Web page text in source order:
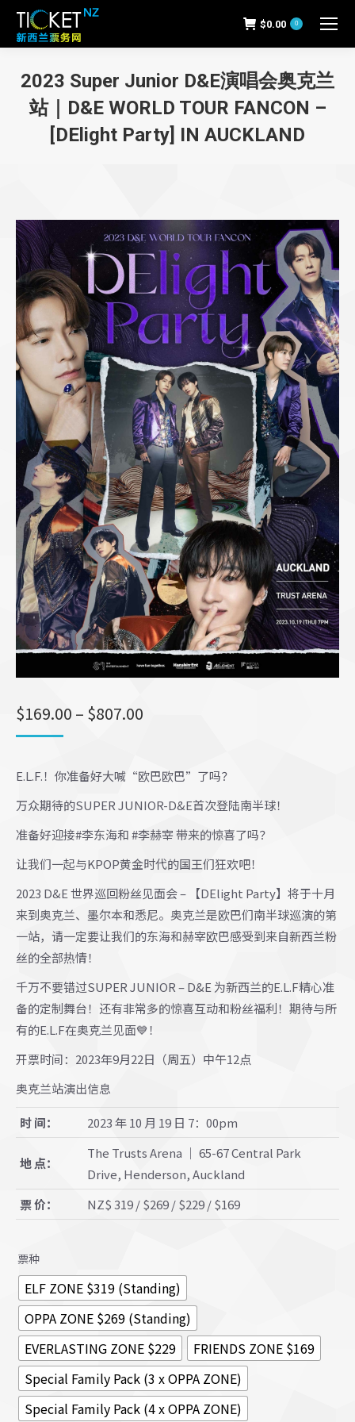
$0.00 0
2023 Super Junior D&E演唱会奥克兰
站｜D&E WORLD TOUR FANCON –
[DElight Party] IN AUCKLAND
$169.00 – $807.00
围：
$169.00
至
$807.00
E.L.F.！你准备好大喊“欧巴欧巴”了吗？
万众期待的SUPER JUNIOR-D&E首次登陆南半球！
准备好迎接#李东海和 #李赫宰 带来的惊喜了吗？
让我们一起与KPOP黄金时代的国王们狂欢吧！
2023 D&E 世界巡回粉丝见面会 – 【DElight Party】将于十月
来到奥克兰、墨尔本和悉尼。奥克兰是欧巴们南半球巡演的第
一站，请一定要让我们的东海和赫宰欧巴感受到来自新西兰粉
丝的全部热情！
千万不要错过SUPER JUNIOR – D&E 为新西兰的E.L.F精心准
备的定制舞台！还有非常多的惊喜互动和粉丝福利！期待与所
有的E.L.F在奥克兰见面💙！
开票时间：2023年9月22日（周五）中午12点
奥克兰站演出信息
时 间： 2023 年 10 月 19 日 7：00pm
地 点：
The Trusts Arena ｜ 65-67 Central Park
Drive, Henderson, Auckland
票 价：
NZ$ 319 / $269 / $229 / $169
票种
ELF ZONE $319 (Standing)
OPPA ZONE $269 (Standing)
EVERLASTING ZONE $229
FRIENDS ZONE $169
Special Family Pack (3 x OPPA ZONE)
Special Family Pack (4 x OPPA ZONE)